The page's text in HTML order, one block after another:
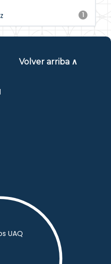
1
Volver arriba ∧
UAQ